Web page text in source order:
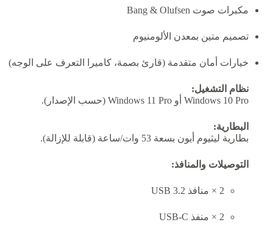
مكبرات صوت Bang & Olufsen
تصميم متين بمعدن الألومنيوم
خيارات أمان متقدمة (قارئ بصمة، كاميرا التعرف على الوجه)
نظام التشغيل:
Windows 10 Pro أو Windows 11 Pro (حسب الإصدار).
البطارية:
بطارية ليثيوم أيون بسعة 53 وات/ساعة (قابلة للإزالة).
التوصيلات والمنافذ:
2 × منافذ USB 3.2
2 × منفذ USB-C